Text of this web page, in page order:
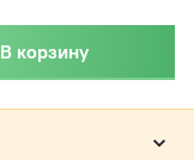
В корзину